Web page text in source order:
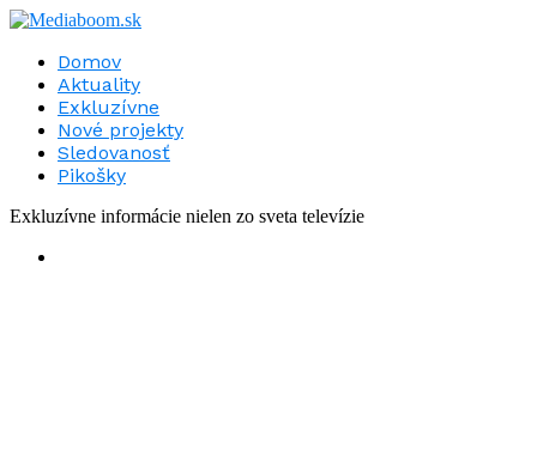
Domov
Aktuality
Exkluzívne
Nové projekty
Sledovanosť
Pikošky
Exkluzívne informácie nielen zo sveta televízie